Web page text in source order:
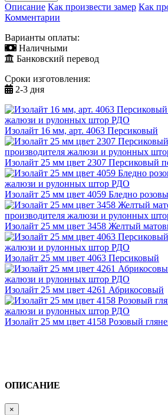
Описание Как произвести замер Как
Комментарии
Варианты оплаты:
Наличными
Банковский перевод
Сроки изготовления:
2-3 дня
Изолайт 16 мм, арт. 4063 Персиковый
Изолайт 25 мм цвет 2307 Персиковый
Изолайт 25 мм цвет 4059 Бледно
Изолайт 25 мм цвет 3458 Желтый
Изолайт 25 мм цвет 4063 Персиковый
Изолайт 25 мм цвет 4261 Абрикосовый
Изолайт 25 мм цвет 4158 Розовый
ОПИСАНИЕ
×